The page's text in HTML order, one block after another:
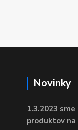
Novinky
1.3.2023
produktov na